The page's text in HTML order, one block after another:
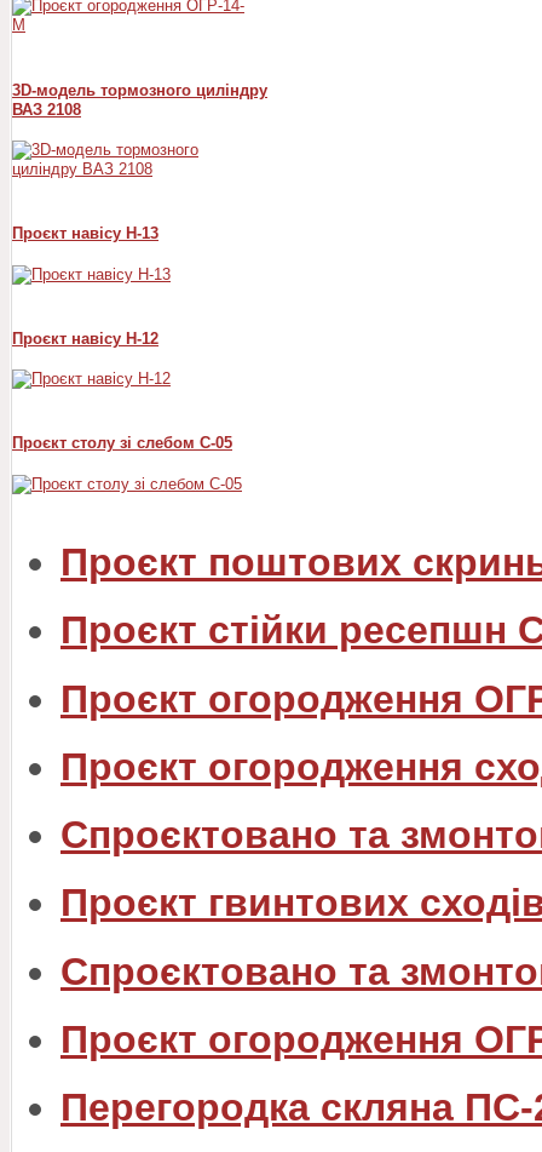
3D-модель тормозного циліндру
ВАЗ 2108
Проєкт навісу Н-13
Проєкт навісу Н-12
Проєкт столу зі слебом С-05
Проєкт поштових
Проєкт стійки ресепшн
Проєкт огородження
Проєкт огородження
Спроєктовано та
Проєкт гвинтових
Спроєктовано та
Проєкт огородження
Перегородка скляна ПС-